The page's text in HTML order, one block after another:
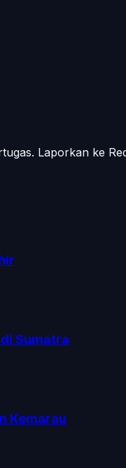
Laporkan ke
Sumatra
Kemarau